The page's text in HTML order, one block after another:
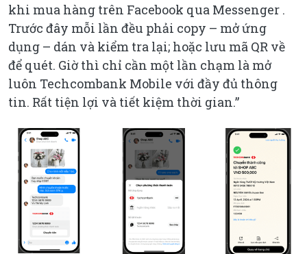
khi mua hàng trên Facebook qua Messenger .
Trước đây mỗi lần đều phải copy – mở ứng
dụng – dán và kiểm tra lại; hoặc lưu mã QR về
để quét. Giờ thì chỉ cần một lần chạm là mở
luôn Techcombank Mobile với đầy đủ thông
tin. Rất tiện lợi và tiết kiệm thời gian.”